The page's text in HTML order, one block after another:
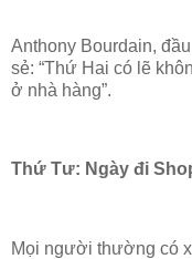
Anthony Bourdain,
sẻ: “Thứ Hai có lẽ
ở nhà hàng”.
Thứ Tư: Ngày đi
Mọi người thường có